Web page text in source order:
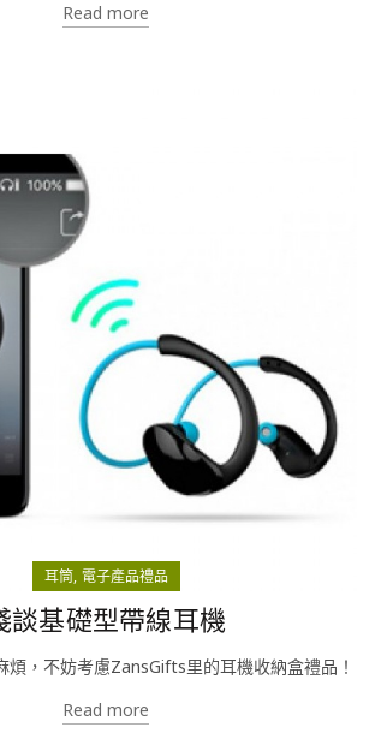
Read more
耳筒 電子產品禮品
談基礎型帶線耳機
煩，不妨考慮ZansGifts里的耳機收納盒禮品！
Read more